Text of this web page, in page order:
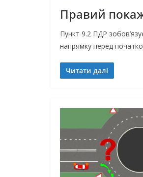
Правий
Пункт 9.2 ПДР
напрямку перед
Читати далі